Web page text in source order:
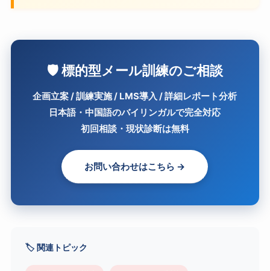
🛡️ 標的型メール訓練のご相談
企画立案 / 訓練実施 / LMS導入 / 詳細レポート分析
日本語・中国語のバイリンガルで完全対応
初回相談・現状診断は無料
お問い合わせはこちら →
🏷️ 関連トピック